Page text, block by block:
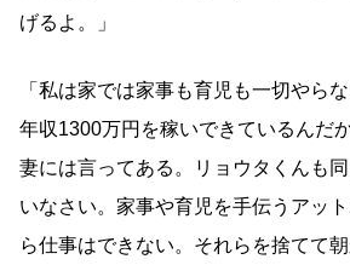
げるよ。」
「私は家では家事も育児も一切やら
年収1300万円を稼いできているんだ
妻には言ってある。リョウタくんも
いなさい。家事や育児を手伝うアッ
ら仕事はできない。それらを捨てて